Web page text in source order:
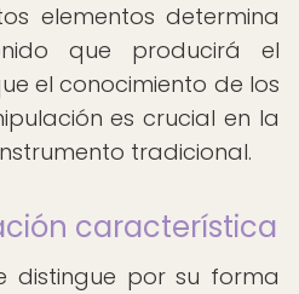
elementos determina
que producirá el
el conocimiento de los
es crucial en la
tradicional.
característica
distingue por su forma